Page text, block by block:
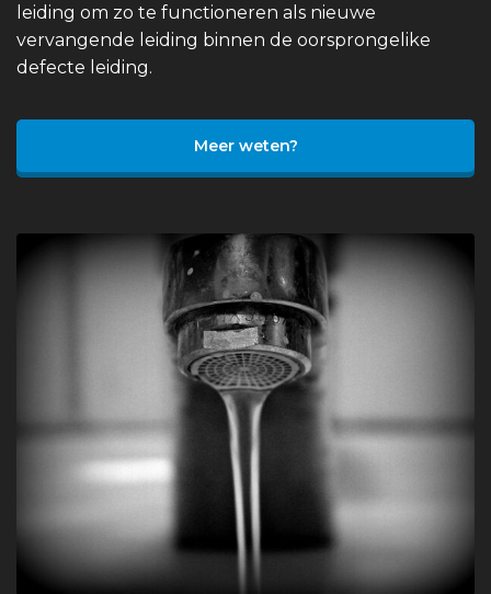
leiding om zo te functioneren als nieuwe
vervangende leiding binnen de oorsprongelike
defecte leiding.
Meer weten?